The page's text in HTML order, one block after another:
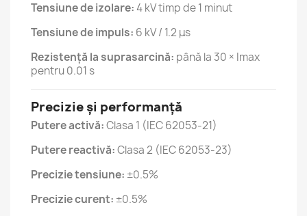
Tensiune de izolare:4 kV timp de 1 minut
Tensiune de impuls: 6 kV / 1.2 μs
Rezistență la suprasarcină: până la 30 × Imax
pentru 0.01 s
Precizie și performanță
Putere activă:Clasa 1 (IEC 62053-21)
Putere reactivă:Clasa 2 (IEC 62053-23)
Precizie tensiune: ±0.5%
Precizie curent: ±0.5%